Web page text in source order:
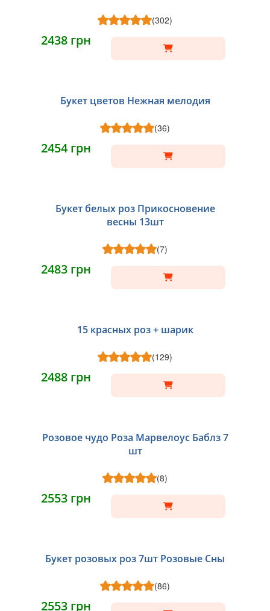
(302)
2438 грн
Букет цветов Нежная мелодия
(36)
2454 грн
Букет белых роз Прикосновение
весны 13шт
(7)
2483 грн
15 красных роз + шарик
(129)
2488 грн
Розовое чудо Роза Марвелоус Баблз 7
шт
(8)
2553 грн
Букет розовых роз 7шт Розовые Сны
(86)
2553 грн